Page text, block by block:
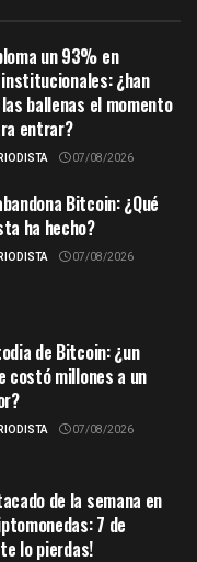
un 93% en
¿han
ballenas el momento
entrar?
07/08/2026
Bitcoin: ¿Qué
ha hecho?
07/08/2026
de Bitcoin: ¿un
costó millones a un
07/08/2026
de la semana en
7 de
lo pierdas!